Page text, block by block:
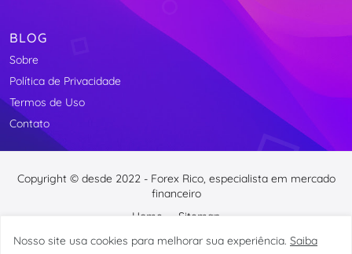
BLOG
Sobre
Política de Privacidade
Termos de Uso
Contato
Copyright © desde 2022 - Forex Rico, especialista em mercado
financeiro
Home
Sitemap
Nosso site usa cookies para melhorar sua experiência. Saiba